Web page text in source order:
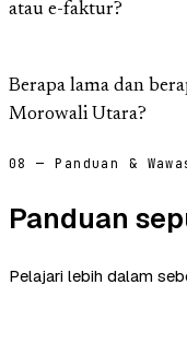
atau e-faktur?
Berapa lama dan
Morowali Utara?
08 — Panduan &
Panduan
Pelajari lebih dalam